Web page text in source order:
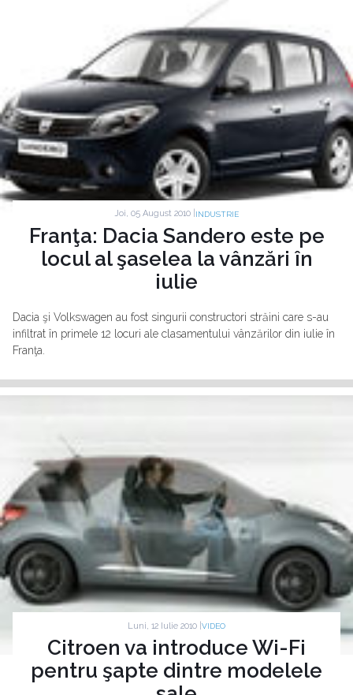
Joi, 05 August 2010 | INDUSTRIE
Franţa: Dacia Sandero este pe
locul al şaselea la vânzări în
iulie
Dacia şi Volkswagen au fost singurii constructori străini care s-au
infiltrat în primele 12 locuri ale clasamentului vânzărilor din iulie în
Franţa.
Luni, 12 Iulie 2010 | VIDEO
Citroen va introduce Wi-Fi
pentru şapte dintre modelele